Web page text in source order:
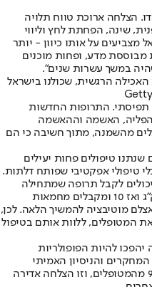
הצלחה ארוכת טווח תלויה
שינה, הפחתת לחץ וליווי
מצביעים על אותו כיוון - יותר
מבוססת מדע, ופחות מוכנים
במשך עשרות שנים".
הרגשית, שכולנו בישראל
תפיסתי. התרופות החדשות
האשמה וההאשמה
מהשמנה, מתוך חשיבה כי הם
טיפולים פחות יעילים
טיפולי אפקטיבי שפותח דלתות.
לקבל תרופה שמתחילה
להשפיע באופן מהיר, וכשהם יורדים 5 ק"ג ואז 10 ומקבלים מחמאות
מוטיבציה להמשיך הלאה. לכן,
המטופלים, ללוות אותם בטיפול
להיות הפופולריות
והניסיון האמיתי
בשטח, התרופות מצליחות לסייע ל־96% מהמטופלים, וזו הצלחה אדירה